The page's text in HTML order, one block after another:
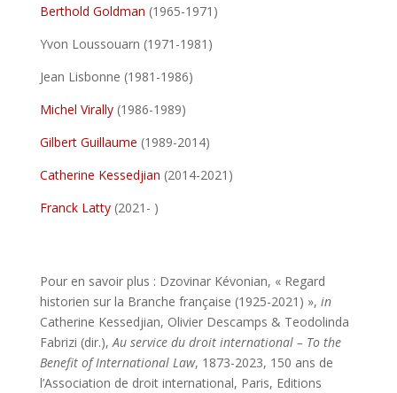
Berthold Goldman (1965-1971)
Yvon Loussouarn (1971-1981)
Jean Lisbonne (1981-1986)
Michel Virally(1986-1989)
Gilbert Guillaume (1989-2014)
Catherine Kessedjian (2014-2021)
Franck Latty(2021- )
Pour en savoir plus : Dzovinar Kévonian, « Regard
historien sur la Branche française (1925-2021) », in
Catherine Kessedjian, Olivier Descamps & Teodolinda
Fabrizi (dir.),Au service du droit international – To the
Benefit of International Law, 1873-2023, 150 ans de
l’Association de droit international, Paris, Editions